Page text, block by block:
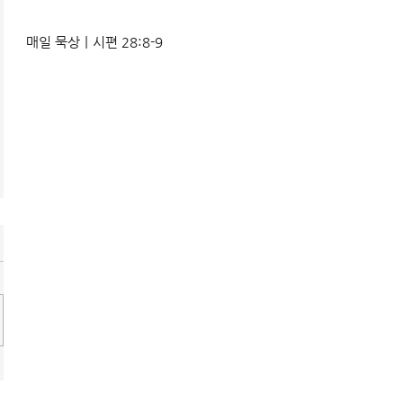
매일 묵상ㅣ시편 28:8-9